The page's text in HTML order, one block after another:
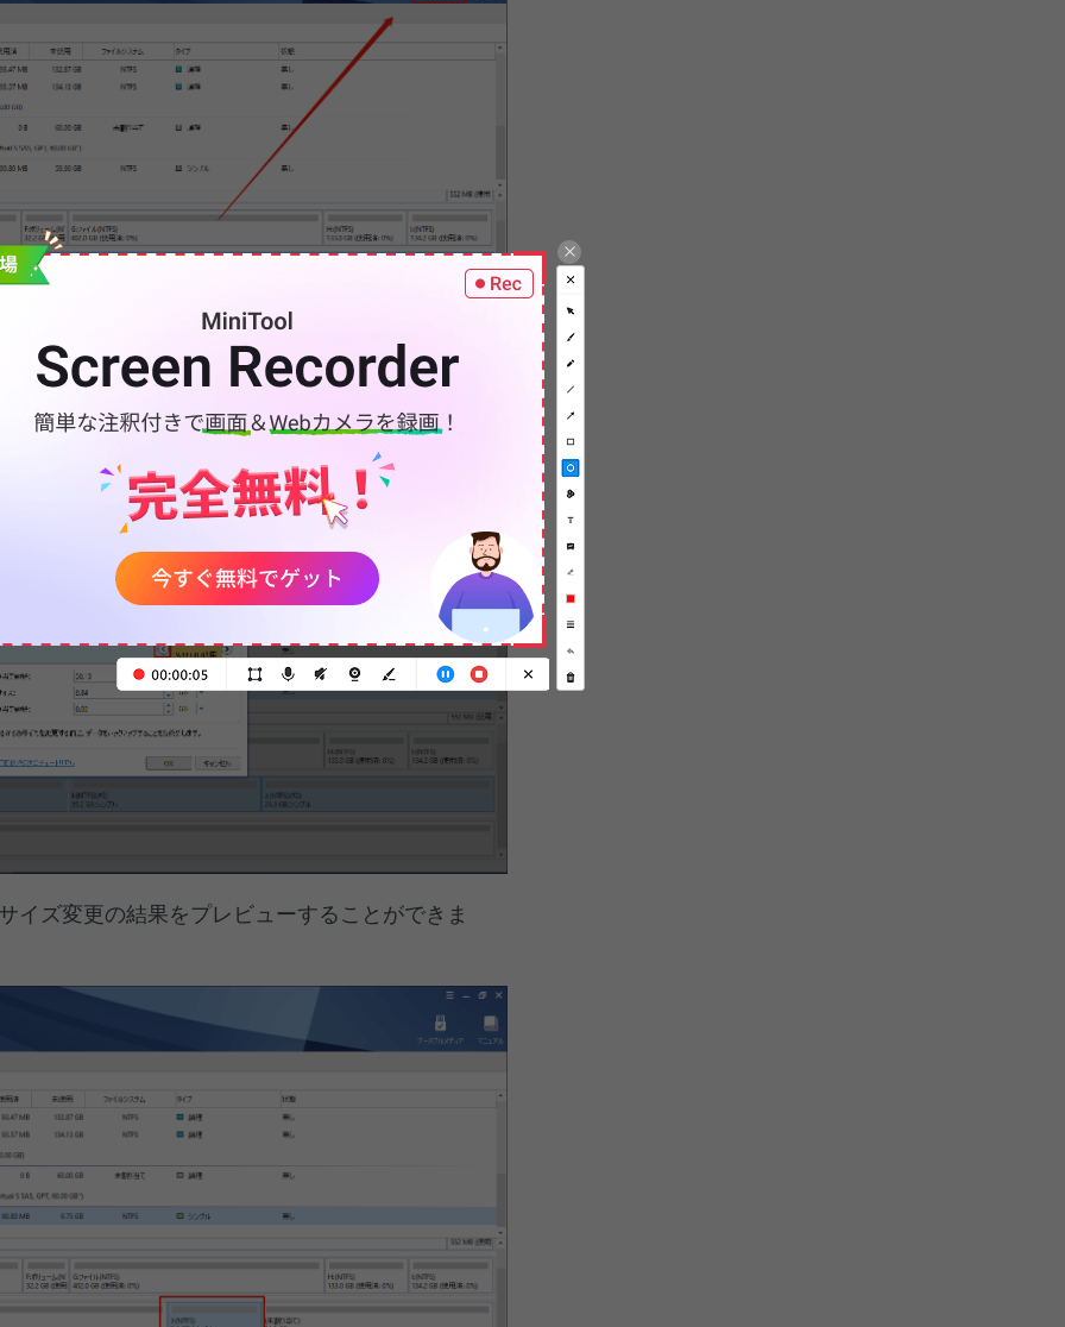
コンピューターを起動し、ボリュームの移動/サイ
プルボリュームを縮小します。
イズ変更の結果をプレビューすることができま